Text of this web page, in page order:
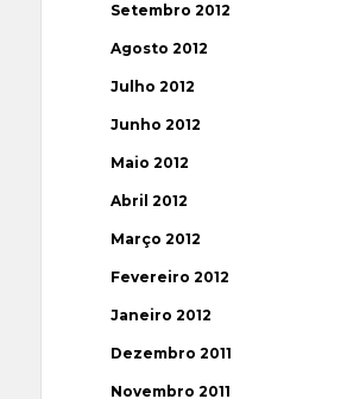
Setembro 2012
Agosto 2012
Julho 2012
Junho 2012
Maio 2012
Abril 2012
Março 2012
Fevereiro 2012
Janeiro 2012
Dezembro 2011
Novembro 2011